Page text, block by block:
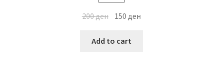
200ден 150 ден
Add to cart